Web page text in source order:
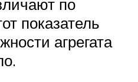
по
показатель
агрегата